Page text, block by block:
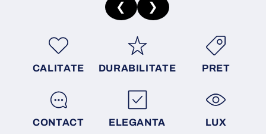
❮ ❯
CALITATE DURABILITATE PRET
CONTACT ELEGANTA LUX